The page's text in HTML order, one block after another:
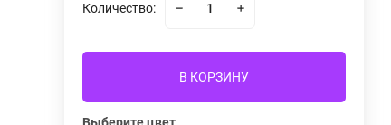
Количество:
В КОРЗИНУ